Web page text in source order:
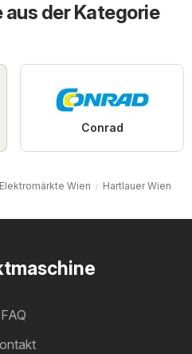
der Kategorie
Conrad
Elektromärkte Wien Hartlauer Wien
FAQ